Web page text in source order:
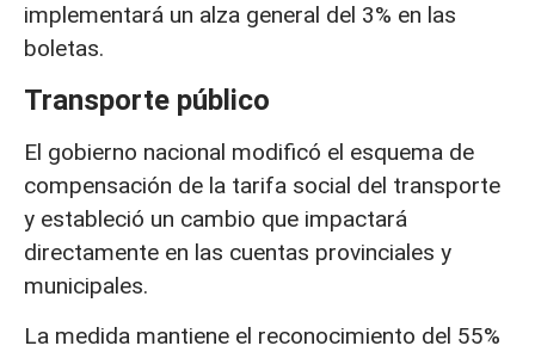
implementará un alza general del 3% en las
boletas.
Transporte público
El gobierno nacional modificó el esquema de
compensación de la tarifa social del transporte
y estableció un cambio que impactará
directamente en las cuentas provinciales y
municipales.
La medida mantiene el reconocimiento del 55%